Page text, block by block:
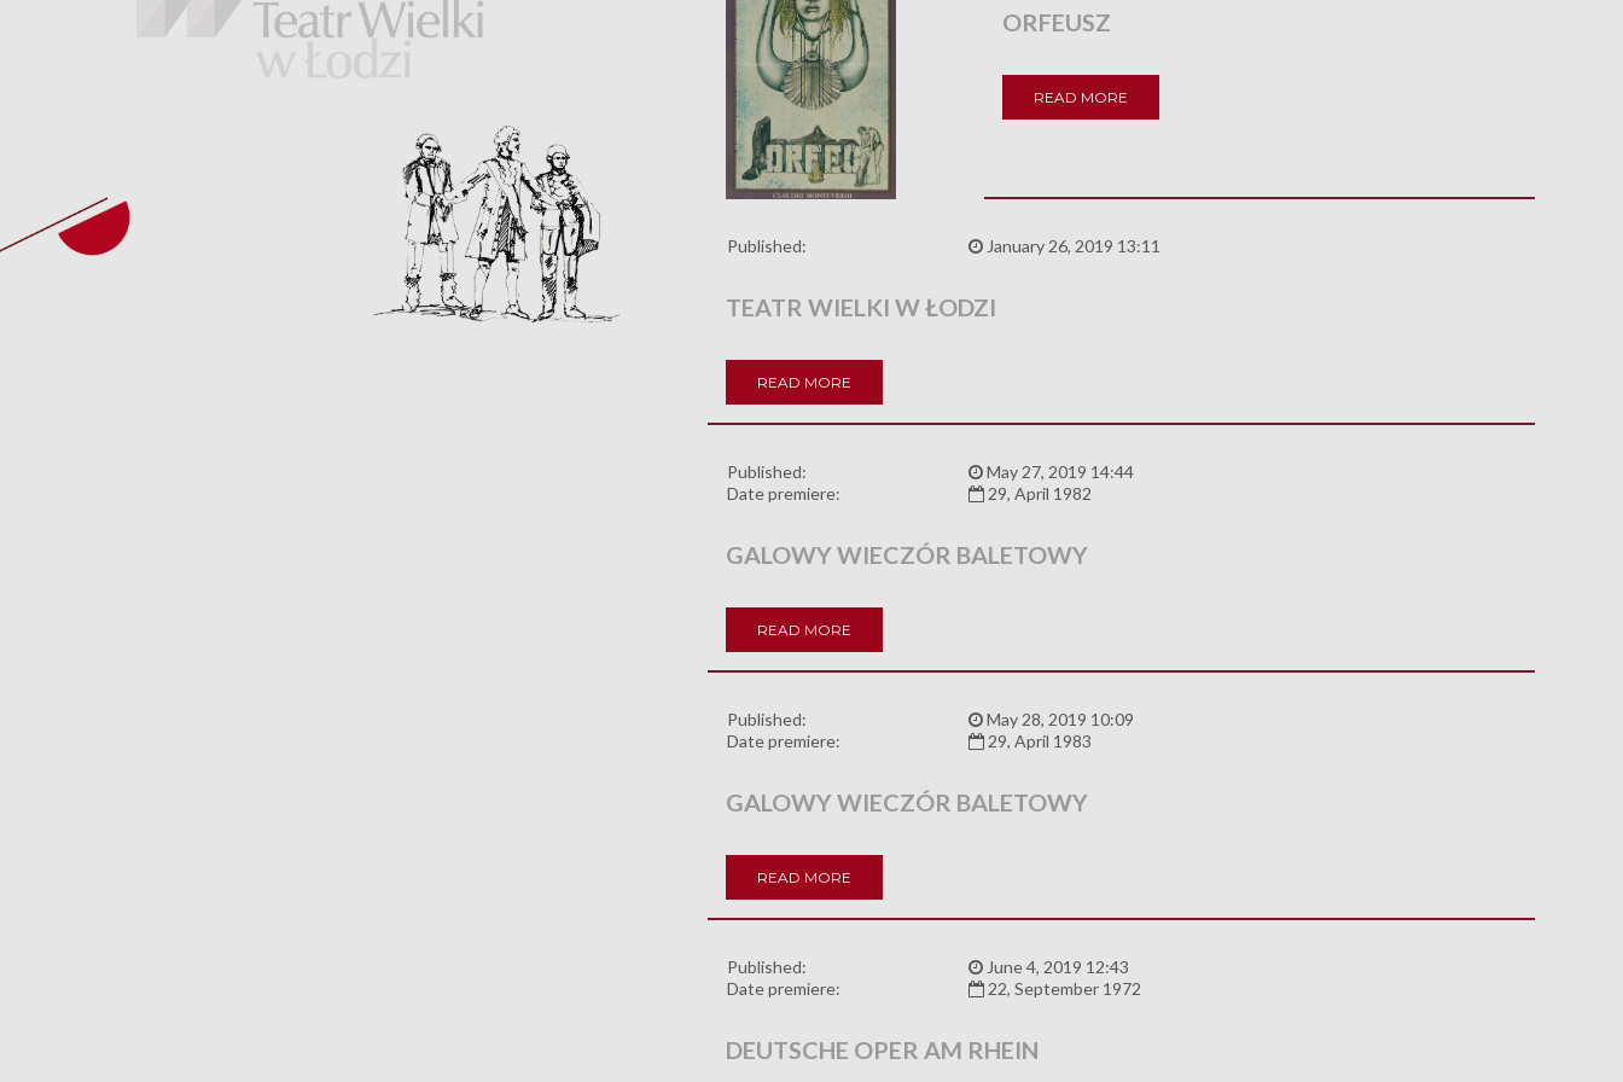
ORFEUSZ
READ MORE
Published: January 26, 2019 13:11
TEATR WIELKI W ŁODZI
READ MORE
Published:
May 27, 2019 14:44
Date premiere:
29, April 1982
GALOWY WIECZÓR BALETOWY
READ MORE
Published:
May 28, 2019 10:09
Date premiere:
29, April 1983
GALOWY WIECZÓR BALETOWY
READ MORE
Published:
June 4, 2019 12:43
Date premiere:
22, September 1972
DEUTSCHE OPER AM RHEIN